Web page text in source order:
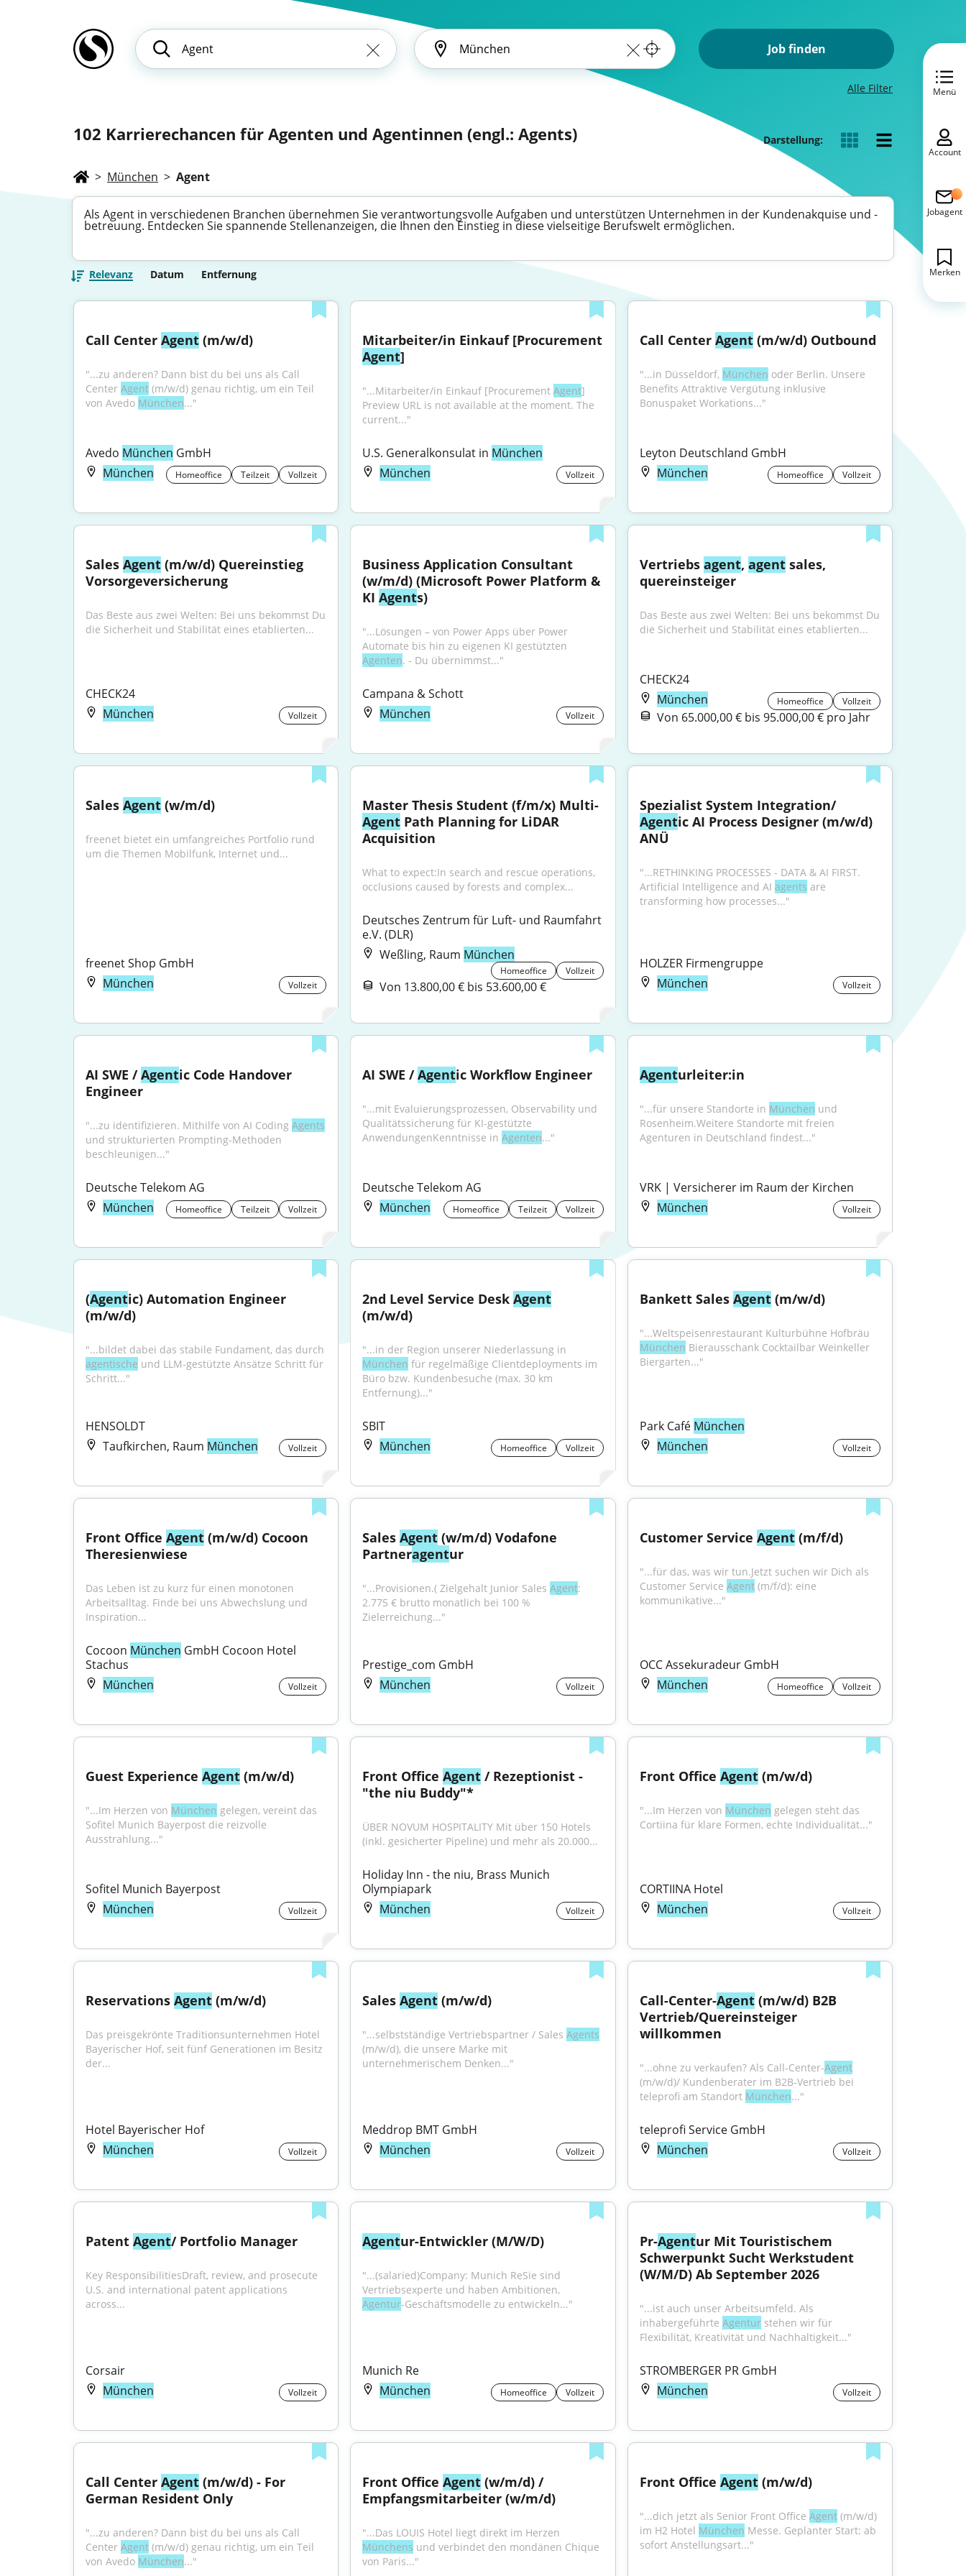
Job finden
Alle Filter
102 Karrierechancen für Agenten und Agentinnen (engl.: Agents) Darstellung:
> München > Agent
Als Agent in verschiedenen Branchen übernehmen Sie verantwortungsvolle Aufgaben und unterstützen Unternehmen in der Kundenakquise und -
betreuung. Entdecken Sie spannende Stellenanzeigen, die Ihnen den Einstieg in diese vielseitige Berufswelt ermöglichen.
Relevanz Datum Entfernung
Call Center Agent (m/w/d)
"...zu anderen? Dann bist du bei uns als Call
Center Agent (m/w/d) genau richtig, um ein Teil
von Avedo München..."
Avedo München GmbH
München
Homeoffice Teilzeit Vollzeit
Agent]
"...Mitarbeiter/in Einkauf [Procurement Agent]
Preview URL is not available at the moment. The
current..."
U.S. Generalkonsulat in München
München
Vollzeit
Call Center Agent (m/w/d) Outbound
"...in Düsseldorf, München oder Berlin. Unsere
Benefits Attraktive Vergütung inklusive
Bonuspaket Workations..."
Leyton Deutschland GmbH
München
Homeoffice Vollzeit
Sales Agent (m/w/d) Quereinstieg
Vorsorgeversicherung
Das Beste aus zwei Welten: Bei uns bekommst Du
die Sicherheit und Stabilität eines etablierten...
CHECK24
München
Vollzeit
Business Application Consultant
(w/m/d) (Microsoft Power Platform &
KI Agents)
"...Lösungen – von Power Apps über Power
Agenten. - Du übernimmst..."
Campana & Schott
München
Vollzeit
Vertriebs agent, agent sales,
quereinsteiger
Das Beste aus zwei Welten: Bei uns bekommst Du
die Sicherheit und Stabilität eines etablierten...
CHECK24
München
Homeoffice Vollzeit
Von 65.000,00 € bis 95.000,00 € pro Jahr
Sales Agent (w/m/d)
freenet bietet ein umfangreiches Portfolio rund
um die Themen Mobilfunk, Internet und...
freenet Shop GmbH
München
Vollzeit
Master Thesis Student (f/m/x) Multi-
Agent Path Planning for LiDAR
Acquisition
What to expect:In search and rescue operations,
occlusions caused by forests and complex...
Deutsches Zentrum für Luft- und Raumfahrt
e.V. (DLR)
Weßling, Raum München
Homeoffice Vollzeit
Von 13.800,00 € bis 53.600,00 €
Spezialist System Integration/
Agentic AI Process Designer (m/w/d)
ANÜ
"...RETHINKING PROCESSES - DATA & AI FIRST.
Artificial Intelligence and AI agents are
transforming how processes..."
HOLZER Firmengruppe
München
Vollzeit
AI SWE / Agentic Code Handover
Engineer
"...zu identifizieren. Mithilfe von AI Coding Agents
und strukturierten Prompting-Methoden
beschleunigen..."
Deutsche Telekom AG
München
Homeoffice Teilzeit Vollzeit
AI SWE / Agentic Workflow Engineer
"...mit Evaluierungsprozessen, Observability und
Qualitätssicherung für KI-gestützte
AnwendungenKenntnisse in Agenten..."
Deutsche Telekom AG
München
Homeoffice Teilzeit Vollzeit
Agenturleiter:in
"...für unsere Standorte in München und
Rosenheim.Weitere Standorte mit freien
Agenturen in Deutschland findest..."
VRK | Versicherer im Raum der Kirchen
München
Vollzeit
(Agentic) Automation Engineer
(m/w/d)
agentische und LLM‑gestützte Ansätze Schritt für
Schritt..."
HENSOLDT
Taufkirchen, Raum München Vollzeit
2nd Level Service Desk Agent
(m/w/d)
München für regelmäßige Clientdeployments im
Büro bzw. Kundenbesuche (max. 30 km
Entfernung)..."
SBIT
München
Homeoffice Vollzeit
Bankett Sales Agent (m/w/d)
München Bierausschank Cocktailbar Weinkeller
Biergarten..."
Park Café München
München
Vollzeit
Front Office Agent (m/w/d) Cocoon
Theresienwiese
Das Leben ist zu kurz für einen monotonen
Arbeitsalltag. Finde bei uns Abwechslung und
Inspiration...
Cocoon München GmbH Cocoon Hotel
Stachus
München
Vollzeit
Sales Agent (w/m/d) Vodafone
Partneragentur
"...Provisionen.( Zielgehalt Junior Sales Agent:
2.775 € brutto monatlich bei 100 %
Zielerreichung..."
Prestige_com GmbH
München
Vollzeit
Customer Service Agent (m/f/d)
"...für das, was wir tun.Jetzt suchen wir Dich als
Customer Service Agent (m/f/d): eine
kommunikative..."
OCC Assekuradeur GmbH
München
Homeoffice Vollzeit
Guest Experience Agent (m/w/d)
"...Im Herzen von München gelegen, vereint das
Sofitel Munich Bayerpost die reizvolle
Ausstrahlung..."
Sofitel Munich Bayerpost
München
Vollzeit
Front Office Agent / Rezeptionist -
"the niu Buddy"*
ÜBER NOVUM HOSPITALITY Mit über 150 Hotels
(inkl. gesicherter Pipeline) und mehr als 20.000...
Holiday Inn - the niu, Brass Munich
Olympiapark
München
Vollzeit
Front Office Agent (m/w/d)
"...Im Herzen von München gelegen steht das
Cortiina für klare Formen, echte Individualität..."
CORTIINA Hotel
München
Vollzeit
Reservations Agent (m/w/d)
Das preisgekrönte Traditionsunternehmen Hotel
Bayerischer Hof, seit fünf Generationen im Besitz
der...
Hotel Bayerischer Hof
München
Vollzeit
Sales Agent (m/w/d)
"...selbstständige Vertriebspartner / Sales Agents
(m/w/d), die unsere Marke mit
unternehmerischem Denken..."
Meddrop BMT GmbH
München
Vollzeit
Call-Center-Agent (m/w/d) B2B
Vertrieb/Quereinsteiger
willkommen
"...ohne zu verkaufen? Als Call-Center-Agent
(m/w/d)/ Kundenberater im B2B-Vertrieb bei
teleprofi am Standort München..."
teleprofi Service GmbH
München
Vollzeit
Patent Agent/ Portfolio Manager
Key ResponsibilitiesDraft, review, and prosecute
U.S. and international patent applications
across...
Corsair
München
Vollzeit
Agentur-Entwickler (M/W/D)
"...(salaried)Company: Munich ReSie sind
Agentur-Geschäftsmodelle zu entwickeln..."
Munich Re
München
Homeoffice Vollzeit
Pr-Agentur Mit Touristischem
Schwerpunkt Sucht Werkstudent
(W/M/D) Ab September 2026
"...ist auch unser Arbeitsumfeld. Als
inhabergeführte Agentur stehen wir für
Flexibilität, Kreativität und Nachhaltigkeit..."
STROMBERGER PR GmbH
München
Vollzeit
Call Center Agent (m/w/d) - For
German Resident Only
"...zu anderen? Dann bist du bei uns als Call
Center Agent (m/w/d) genau richtig, um ein Teil
von Avedo München..."
Front Office Agent (w/m/d) /
Empfangsmitarbeiter (w/m/d)
Münchens und verbindet den mondänen Chique
von Paris..."
Front Office Agent (m/w/d)
"...dich jetzt als Senior Front Office Agent (m/w/d)
im H2 Hotel München Messe. Geplanter Start: ab
sofort Anstellungsart..."
Menü
Account
Jobagent
Merken